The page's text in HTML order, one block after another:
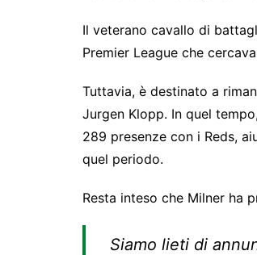
Il veterano cavallo di
Premier League che
Tuttavia, è destinato a
Jurgen Klopp. In quel
289 presenze con i Reds,
quel periodo.
Resta inteso che Milner ha
Siamo lieti di